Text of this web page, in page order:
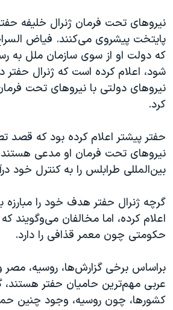
نیروهای تحت فرمان ژنرال خلیفه
پایتخت پیشروی می‌کنند. فیاض
که دولت او از سوی سازمان ملل به
شود، اعلام کرده است که ژنرال حفتر
نیروهای دولتی با نیروهای تحت
کرد.
حفتر پیشتر اعلام کرده بود که قصد
نیروهای تحت فرمان او مدعی هستند
بین‌المللی طرابلس را به کنترل خود
گرچه ژنرال حفتر هدف خود را مبارزه
اعلام کرده، اما مخالفان می‌وگویند
حکومتی چون معمر قذافی را دارد.
براساس برخی گزارش‌ها، روسیه، مصر
عربی مهم‌ترین حامیان حفتر هستند،
کشورها، چون روسیه، وجود چنین